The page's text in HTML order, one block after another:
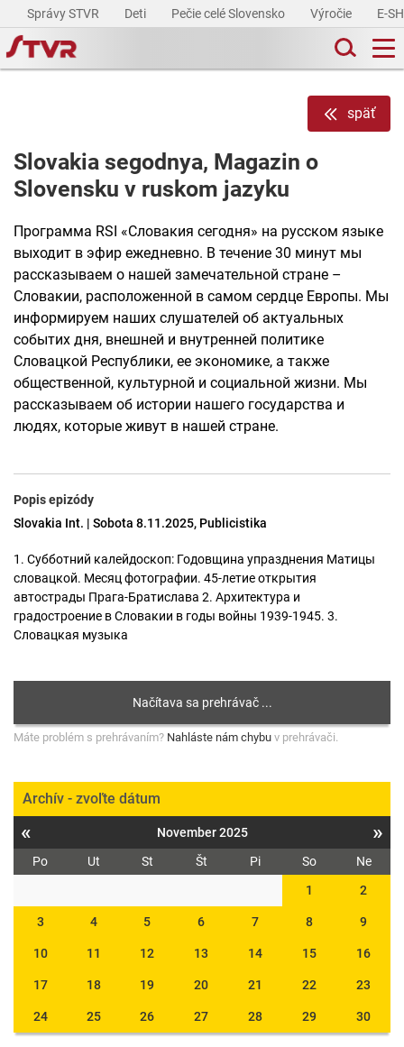
Správy STVR Deti Pečie celé Slovensko Výročie E-
späť
Slovakia segodnya, Magazin o
Slovensku v ruskom jazyku
Программа RSI «Словакия сегодня» на русском языке
выходит в эфир ежедневно. В течение 30 минут мы
рассказываем о нашей замечательной стране –
Словакии, расположенной в самом сердце Европы. Мы
информируем наших слушателей об актуальных
событих дня, внешней и внутренней политике
Словацкой Республики, ее экономике, а также
общественной, культурной и социальной жизни. Мы
рассказываем об истории нашего государства и
людях, которые живут в нашей стране.
Popis epizódy
Slovakia Int. | Sobota 8.11.2025, Publicistika
1. Субботний калейдоскоп: Годовщина упразднения Матицы
словацкой. Месяц фотографии. 45-летие открытия
автострады Прага-Братислава 2. Архитектура и
градостроение в Словакии в годы войны 1939-1945. 3.
Словацкая музыка
Máte problém s prehrávaním? Nahláste nám chybu v prehrávači.
Archív - zvoľte dátum
« November 2025 »
Po Ut St Št Pi So
Ne
1
2
3 4 5 6 7 8 9
10 11 12 13 14 15 16
17 18 19 20 21 22 23
24 25 26 27 28 29 30